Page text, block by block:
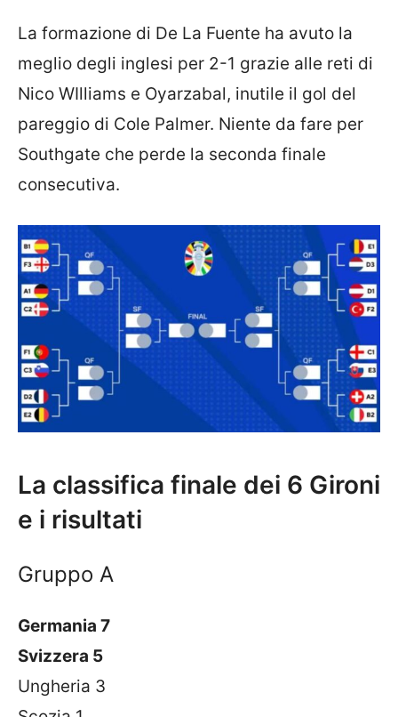
La formazione di De La Fuente ha avuto la
meglio degli inglesi per 2-1 grazie alle reti di
Nico WIlliams e Oyarzabal, inutile il gol del
pareggio di Cole Palmer. Niente da fare per
Southgate che perde la seconda finale
consecutiva.
La classifica finale dei 6 Gironi
e i risultati
Gruppo A
Germania 7
Svizzera 5
Ungheria 3